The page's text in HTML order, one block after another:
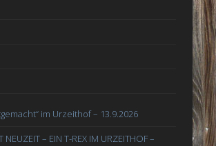
im Urzeithof – 13.9.2026
NEUZEIT – EIN T-REX IM URZEITHOF –